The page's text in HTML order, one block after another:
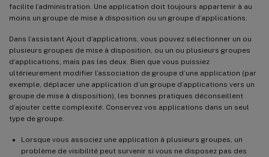
facilite l’administration. Une application doit toujours appartenir à au
moins un groupe de mise à disposition ou un groupe d’applications.
Dans l’assistant Ajout d’applications, vous pouvez sélectionner un ou
plusieurs groupes de mise à disposition, ou un ou plusieurs groupes
d’applications, mais pas les deux. Bien que vous puissiez
ultérieurement modifier l’association de groupe d’une application (par
exemple, déplacer une application d’un groupe d’applications vers un
groupe de mise à disposition), les bonnes pratiques déconseillent
d’ajouter cette complexité. Conservez vos applications dans un seul
type de groupe.
Lorsque vous associez une application à plusieurs groupes, un
problème de visibilité peut survenir si vous ne disposez pas des